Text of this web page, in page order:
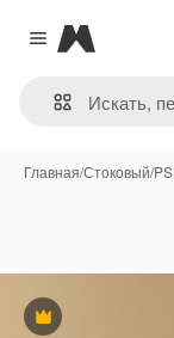
Close menu
Magnific
Главная/Стоковый/
Премиум